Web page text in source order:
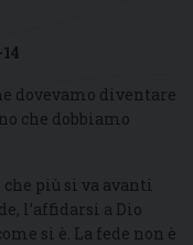
dovevamo diventare
che dobbiamo
più si va avanti
l’affidarsi a Dio
si è. La fede non è